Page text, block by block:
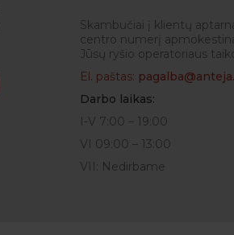
Skambučiai į klientų
centro numerį
Jūsų ryšio operatoriaus
El. paštas:
Darbo laikas:
I-V 7:00 – 19:00
VI 09:00 – 13:00
VII: Nedirbame
VIDA